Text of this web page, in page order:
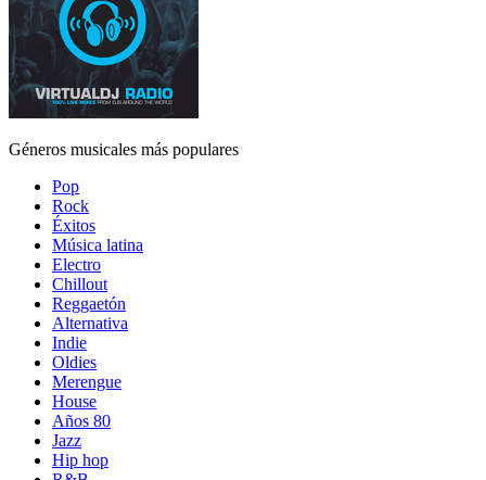
Géneros musicales más populares
Pop
Rock
Éxitos
Música latina
Electro
Chillout
Reggaetón
Alternativa
Indie
Oldies
Merengue
House
Años 80
Jazz
Hip hop